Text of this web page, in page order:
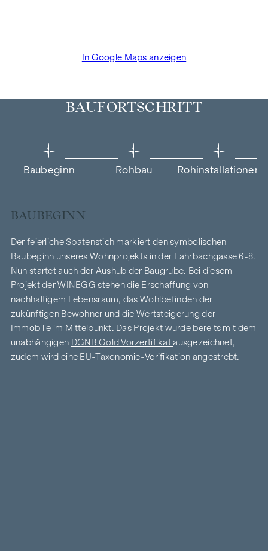
In Google Maps anzeigen
BAUFORTSCHRITT
Baubeginn Rohbau Rohinstallationen
BAUBEGINN
Der feierliche Spatenstich markiert den symbolischen
Baubeginn unseres Wohnprojekts in der Fahrbachgasse 6-8.
Nun startet auch der Aushub der Baugrube. Bei diesem
Projekt derWINEGG stehen die Erschaffung von
nachhaltigem Lebensraum, das Wohlbefinden der
zukünftigen Bewohner und die Wertsteigerung der
Immobilie im Mittelpunkt. Das Projekt wurde bereits mit dem
unabhängigen DGNB Gold Vorzertifikatausgezeichnet,
zudem wird eine EU-Taxonomie-Verifikation angestrebt.